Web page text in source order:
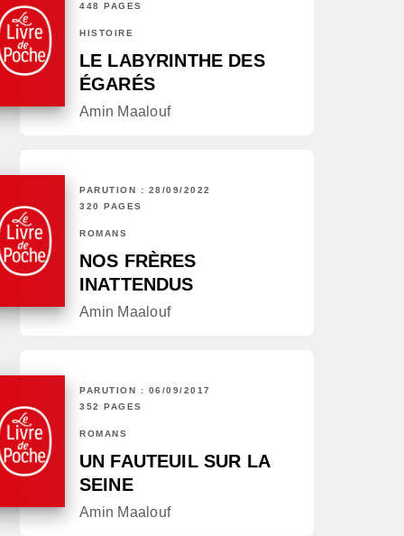
448 PAGES
HISTOIRE
LE LABYRINTHE DES
ÉGARÉS
Amin Maalouf
PARUTION : 28/09/2022
320 PAGES
ROMANS
NOS FRÈRES
INATTENDUS
Amin Maalouf
PARUTION : 06/09/2017
352 PAGES
ROMANS
UN FAUTEUIL SUR LA
SEINE
Amin Maalouf